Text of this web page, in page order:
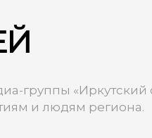
группы «Иркутский
и людям региона.